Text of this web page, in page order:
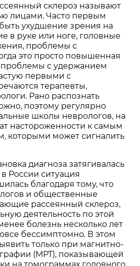
склероз называют
лицами. Часто первым
ухудшение зрения на
в руке или ноге, головные
проблемы с
это просто повышенная
с удержанием
первыми с
терапевты,
Рано распознать
поэтому регулярно
школы неврологов, на
настороженности к самым
которыми может сигналить
диагноза затягивалась
России ситуация
благодаря тому, что
и общественные
рассеянный склероз,
деятельность по этой
болезнь несколько лет
бессимптомно. В этом
только при магнитно-
(МРТ), показывающей